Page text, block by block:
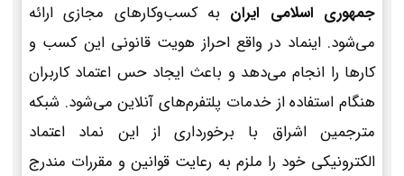
جمهوری اسلامی ایران به کسب‌وکارهای مجازی ارائه
می‌شود. اینماد در واقع احراز هویت قانونی این کسب و
کارها را انجام می‌دهد و باعث ایجاد حس اعتماد کاربران
هنگام استفاده از خدمات پلتفرم‌های آنلاین می‌شود. شبکه
مترجمین اشراق با برخورداری از این نماد اعتماد
الکترونیکی خود را ملزم به رعایت قوانین و مقررات مندرج